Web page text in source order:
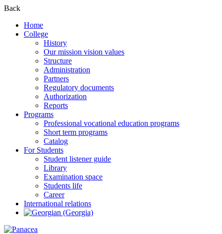
Back
Home
College
History
Our mission vision values
Structure
Administration
Partners
Regulatory documents
Authorization
Reports
Programs
Professional vocational education programs
Short term programs
Catalog
For Students
Student listener guide
Library
Examination space
Students life
Career
International relations